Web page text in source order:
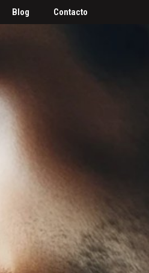
Blog Contacto